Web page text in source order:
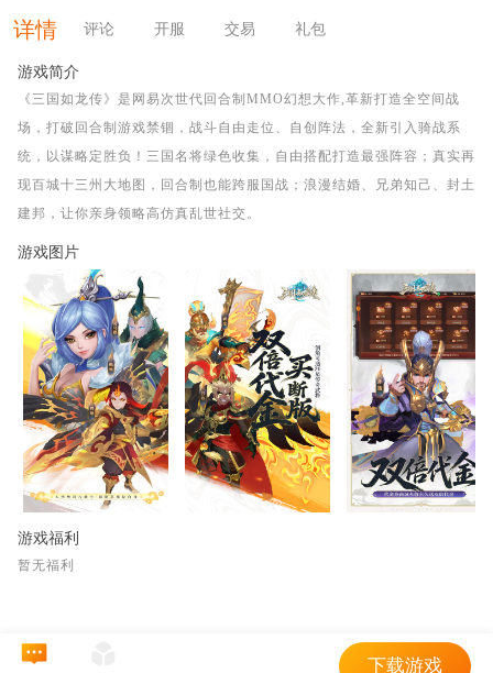
详情 评论 开服 交易 礼包
游戏简介
《三国如龙传》是网易次世代回合制MMO幻想大作,革新打造全空间战
场，打破回合制游戏禁锢，战斗自由走位、自创阵法，全新引入骑战系
统，以谋略定胜负！三国名将绿色收集，自由搭配打造最强阵容；真实再
现百城十三州大地图，回合制也能跨服国战；浪漫结婚、兄弟知己、封土
建邦，让你亲身领略高仿真乱世社交。
游戏图片
游戏福利
暂无福利
下载游戏